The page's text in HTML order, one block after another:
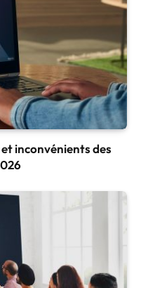
inconvénients des